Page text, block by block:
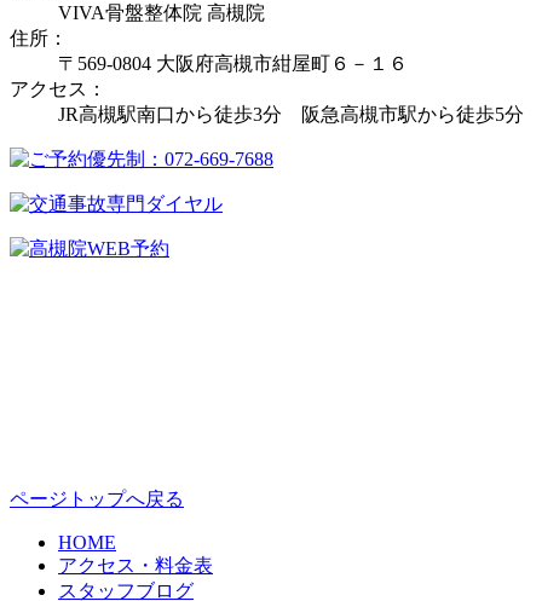
VIVA骨盤整体院 高槻院
住所：
〒569-0804 大阪府高槻市紺屋町６－１６
アクセス：
JR高槻駅南口から徒歩3分 阪急高槻市駅から徒歩5分
ページトップへ戻る
HOME
アクセス・料金表
スタッフブログ